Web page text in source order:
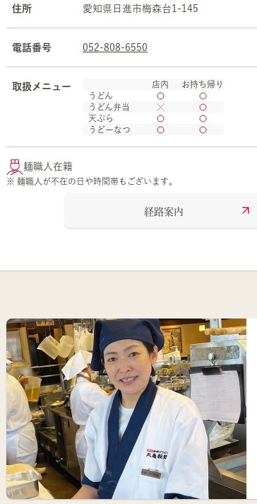
住所 愛知県 日進市梅森台1-145
電話番号 052-808-6550
取扱メニュー 店内
お持ち帰り
うどん
うどん弁当
天ぷら
うどーなつ
麺職人在籍
※ 麺職人が不在の日や時間帯もございます。
経路案内